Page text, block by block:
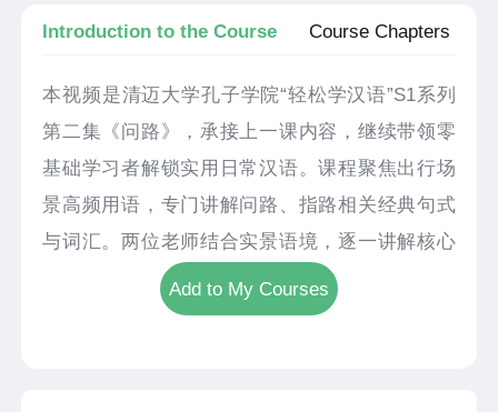
Introduction to the Course Course Chapters
本视频是清迈大学孔子学院“轻松学汉语”S1系列
第二集《问路》，承接上一课内容，继续带领零
基础学习者解锁实用日常汉语。课程聚焦出行场
景高频用语，专门讲解问路、指路相关经典句式
与词汇。两位老师结合实景语境，逐一讲解核心
表达，同步搭配标准中文发音与泰语对照翻译，
清晰释义、逐句领读，帮助大家吃透词义与读
Add to My Courses